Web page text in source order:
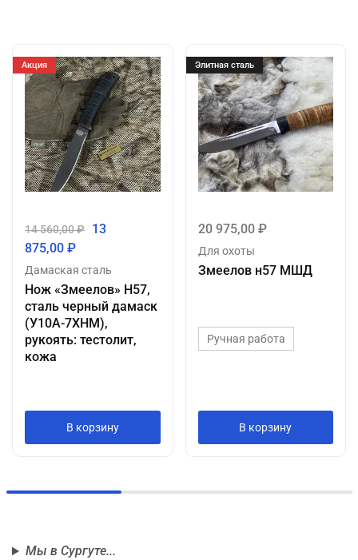
Акция
14 560,00₽
13
875,00 ₽
Дамаская сталь
Нож «Змеелов» Н57,
сталь черный дамаск
(У10А-7ХНМ),
рукоять: тестолит,
кожа
Ручная работа
В корзину
Элитная сталь
20 975,00 ₽
Для охоты
Змеелов н57 МШД
Ручная работа
В корзину
Мы в Сургуте...